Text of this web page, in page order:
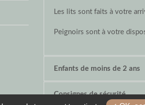
Les lits sont faits à votre
Peignoirs sont à votre
Enfants de moins de 2 ans
Consignes de sécurité